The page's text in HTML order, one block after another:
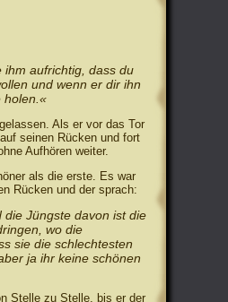
ihm aufrichtig, dass du
und wenn er dir ihn
holen.«
Als er vor das Tor
seinen Rücken und fort
Aufhören weiter.
als die erste. Es war
Rücken und der sprach:
Jüngste davon ist die
wo die
sie die schlechtesten
ja ihr keine schönen
Stelle zu Stelle, bis er der